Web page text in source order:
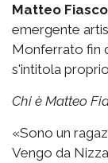
Matteo Fiasco
emergente
Monferrato fin
s'intitola
Chi è Matteo
«Sono un
Vengo da